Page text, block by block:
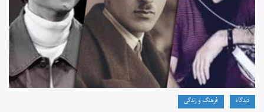
دیدگاه فرهنگ و زندگی